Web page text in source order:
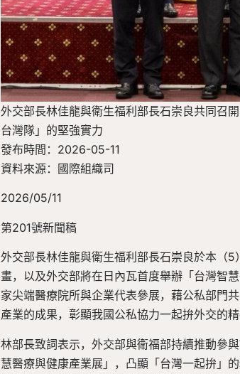
外交部長林佳龍與衛生福利部長石崇良共同召
台灣隊」的堅強實力
發布時間：2026-05-11
資料來源：國際組織司
2026/05/11
第201號新聞稿
外交部長林佳龍與衛生福利部長石崇良於本（
畫，以及外交部將在日內瓦首度舉辦「台灣智
家尖端醫療院所與企業代表參展，藉公私部門
產業的成果，彰顯我國公私協力一起拚外交的精
林部長致詞表示，外交部與衛福部持續推動參
慧醫療與健康產業展」，凸顯「台灣一起拚」